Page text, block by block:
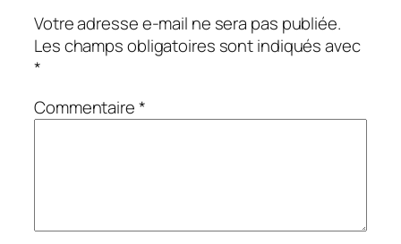
Votre adresse e-mail ne sera pas publiée.
Les champs obligatoires sont indiqués avec
*
Commentaire*